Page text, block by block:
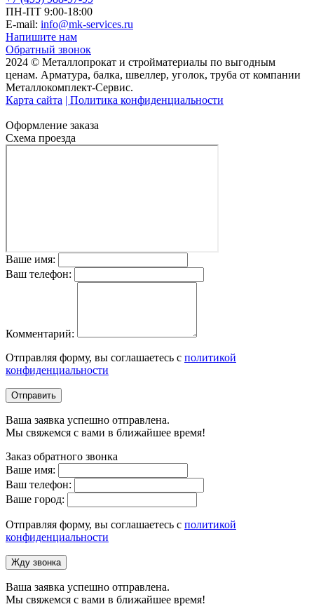
ПН-ПТ 9:00-18:00
E-mail: info@mk-services.ru
Напишите нам
Обратный звонок
2024 © Металлопрокат и стройматериалы по выгодным
ценам. Арматура, балка, швеллер, уголок, труба от компании
Металлокомплект-Сервис.
Карта сайта | Политика конфиденциальности
Оформление заказа
Схема проезда
Ваше имя:
Ваш телефон:
Комментарий:
Отправляя форму, вы соглашаетесь с политикой
конфиденциальности
Отправить
Ваша заявка успешно отправлена.
Мы свяжемся с вами в ближайшее время!
Заказ обратного звонка
Ваше имя:
Ваш телефон:
Ваше город:
Отправляя форму, вы соглашаетесь с политикой
конфиденциальности
Жду звонка
Ваша заявка успешно отправлена.
Мы свяжемся с вами в ближайшее время!